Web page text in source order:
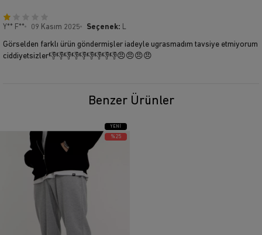
Y** F** 09 Kasım 2025 Seçenek: L
Görselden farklı ürün göndermişler iadeyle ugrasmadım tavsiye etmiyorum
ciddiyetsizler👎👎👎👎👎👎👎👎👎😠😠😠😠
Benzer Ürünler
YENI
ÜRÜN
%25